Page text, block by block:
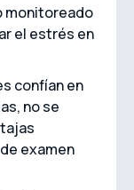
monitoreado
el estrés en
confían en
no se
examen